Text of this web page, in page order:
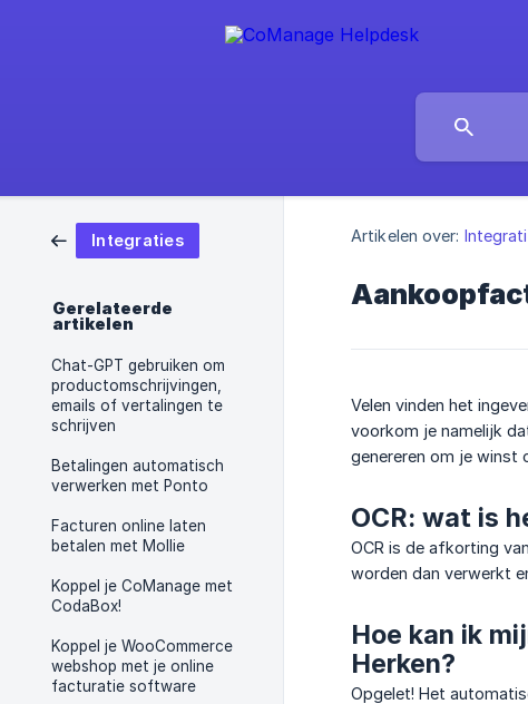
Integraties
Gerelateerde
artikelen
Chat-GPT gebruiken om
productomschrijvingen,
emails of vertalingen te
schrijven
Betalingen automatisch
verwerken met Ponto
Facturen online laten
betalen met Mollie
Koppel je CoManage met
CodaBox!
Koppel je WooCommerce
webshop met je online
facturatie software
Artikelen over:
Velen vinden het
voorkom je namelijk
genereren om je winst
OCR: wat is
OCR is de afkorting
worden dan verwerkt
Hoe kan ik
Herken?
Opgelet! Het